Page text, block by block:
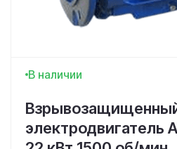
В наличии
электродвигатель